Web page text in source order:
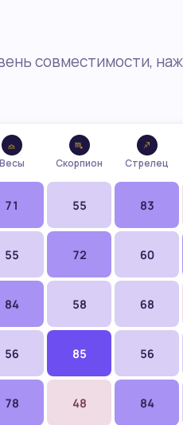
совместимости,
столбцы — знак
Весы Скорпион Стрелец
71 55 83
55 72 60
84 58 68
56 85 56
78 48 84